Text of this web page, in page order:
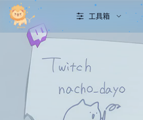
工具箱